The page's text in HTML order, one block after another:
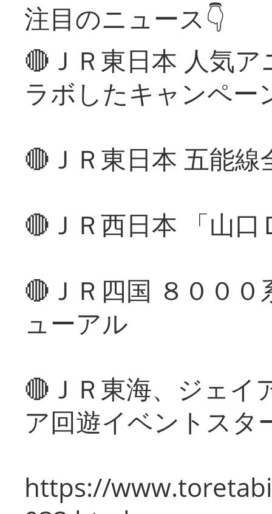
注目のニュース👇
🔴ＪＲ東日本 人気
ラボしたキャンペー
🔴ＪＲ東日本 五能
🔴ＪＲ西日本 「山
🔴ＪＲ四国 ８００
ューアル
🔴ＪＲ東海、ジェイ
ア回遊イベントスタ
https://